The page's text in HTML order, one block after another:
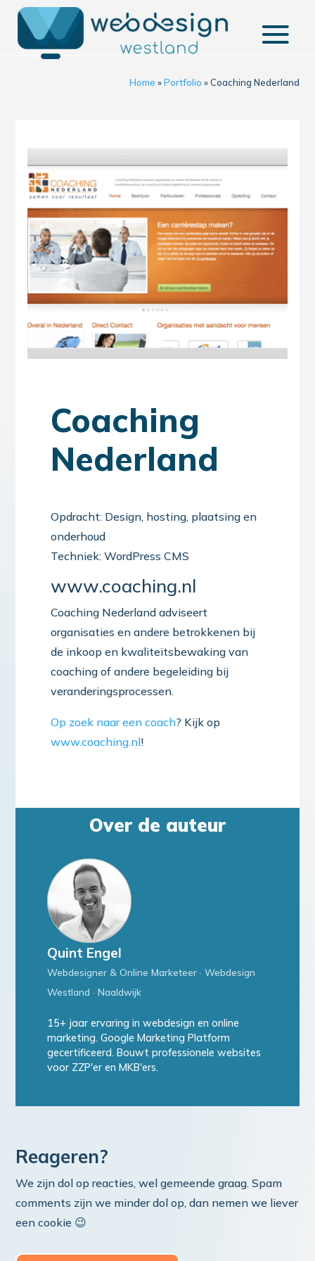
Home »Portfolio »Coaching Nederland
Coaching
Nederland
Opdracht: Design, hosting, plaatsing en
onderhoud
Techniek: WordPress CMS
www.coaching.nl
Coaching Nederland adviseert
organisaties en andere betrokkenen bij
de inkoop en kwaliteitsbewaking van
coaching of andere begeleiding bij
veranderingsprocessen.
Op zoek naar een coach? Kijk op
www.coaching.nl!
Over de auteur
Quint Engel
Webdesigner & Online Marketeer · Webdesign
Westland · Naaldwijk
15+ jaar ervaring in webdesign en online
marketing. Google Marketing Platform
gecertificeerd. Bouwt professionele websites
voor ZZP'er en MKB'ers.
Reageren?
We zijn dol op reacties, wel gemeende graag. Spam
comments zijn we minder dol op, dan nemen we liever
een cookie 😉